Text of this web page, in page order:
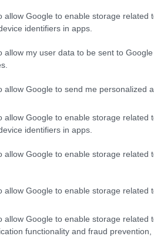
allow Google to enable storage related
identifiers in apps.
allow my user data to be sent to
allow Google to send me personalized
allow Google to enable storage related
identifiers in apps.
allow Google to enable storage related
allow Google to enable storage related
allow Google to enable storage related
functionality and fraud prevention,
Ratti ha visitato diverse
mostra non sono soltanto
vi ha vissuto. Da case
i dettagli più intimi che
il fotografo riesce a
creando un legame
è la capacità di
accompagnata da testi che